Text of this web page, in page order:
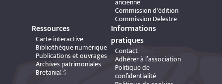
ancienne
Commission d'édition
Commission Delestre
Ressources
Carte interactive
Bibliothèque numérique
Publications et ouvrages
Archives patrimoniales
Bretania
Informations
pratiques
Contact
Adhérer à l’association
Politique de
confidentialité